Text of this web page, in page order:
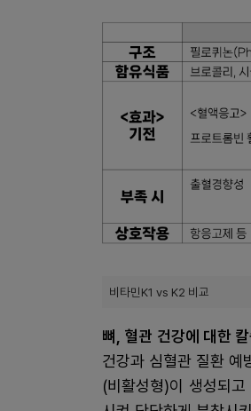
비타민K1 vs K2 비교
뼈, 혈관 건강에 대한
건강과 심혈관 질환 예
(비활성형)이 생성되